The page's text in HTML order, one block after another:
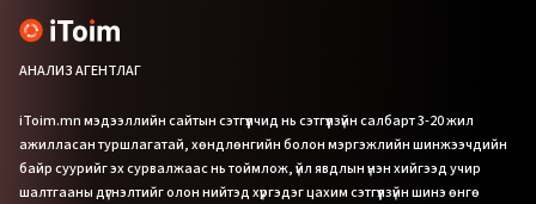
АНАЛИЗ АГЕНТЛАГ
iToim.mn мэдээллийн сайтын сэтгүүлчид нь сэтгүүлзүйн салбарт 3-20 жил
ажилласан туршлагатай, хөндлөнгийн болон мэргэжлийн шинжээчдийн
байр суурийг эх сурвалжаас нь тоймлож, үйл явдлын үнэн хийгээд учир
шалтгааны дүгнэлтийг олон нийтэд хүргэдэг цахим сэтгүүлзүйн шинэ өнгө